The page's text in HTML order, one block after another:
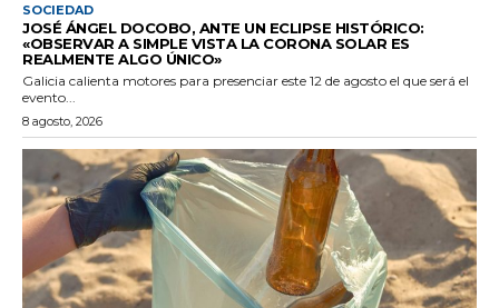
SOCIEDAD
JOSÉ ÁNGEL DOCOBO, ANTE UN ECLIPSE HISTÓRICO:
«OBSERVAR A SIMPLE VISTA LA CORONA SOLAR ES
REALMENTE ALGO ÚNICO»
Galicia calienta motores para presenciar este 12 de agosto el que será el
evento...
8 agosto, 2026